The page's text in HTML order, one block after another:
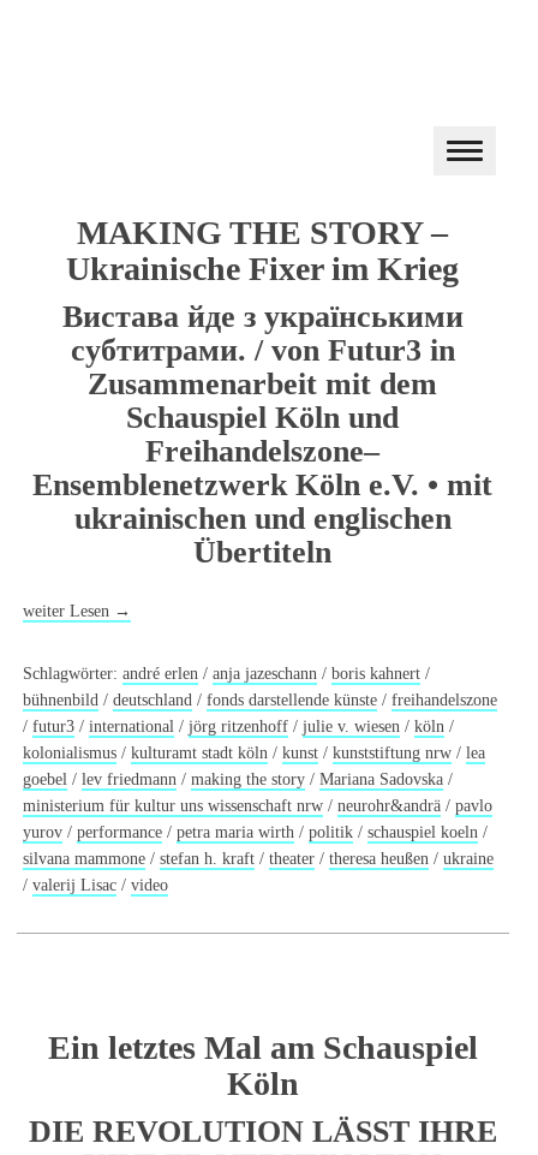
MAKING THE STORY –
Ukrainische Fixer im Krieg
Вистава йде з українськими
субтитрами. / von Futur3 in
Zusammenarbeit mit dem
Schauspiel Köln und
Freihandelszone–
Ensemblenetzwerk Köln e.V. • mit
ukrainischen und englischen
Übertiteln
weiter Lesen →
Schlagwörter:andré erlen /anja jazeschann /boris kahnert /
bühnenbild /deutschland /fonds darstellende künste /freihandelszone
/futur3 /international /jörg ritzenhoff /julie v. wiesen /köln /
kolonialismus /kulturamt stadt köln /kunst /kunststiftung nrw /lea
goebel /lev friedmann /making the story /Mariana Sadovska /
ministerium für kultur uns wissenschaft nrw /neurohr&andrä /pavlo
yurov /performance /petra maria wirth /politik /schauspiel koeln /
silvana mammone /stefan h. kraft /theater /theresa heußen /ukraine
/valerij Lisac /video
Ein letztes Mal am Schauspiel
Köln
DIE REVOLUTION LÄSST IHRE